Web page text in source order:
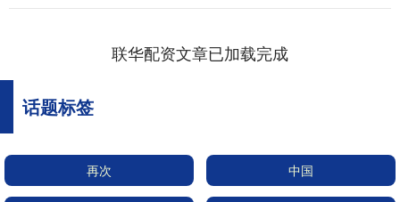
联华配资文章已加载完成
话题标签
再次 中国